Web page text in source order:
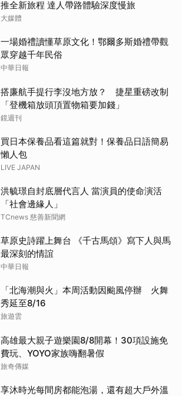
推全新旅程 達人帶路體驗深度慢旅
大媒體
一場婚禮讀懂草原文化！鄂爾多斯婚禮帶觀
眾穿越千年民俗
中華日報
搭廉航手提行李沒地方放？ 捷星重磅改制
「登機箱放頭頂置物箱要加錢」
鏡週刊
買日本保養品看這篇就對！保養品日語簡易
懶人包
LIVE JAPAN
洪毓璟自封底層代言人 當演員的使命演活
「社會邊緣人」
TCnews 慈善新聞網
草原史詩躍上舞台 《千古馬頌》寫下人與馬
最深刻的情誼
中華日報
「北海潮與火」本周活動因颱風停辦 火舞
秀延至8/16
旅遊雲
高雄最大親子遊樂園8/8開幕！30項設施免
費玩、YOYO家族嗨翻暑假
旅奇傳媒
享沐時光每間房都能泡湯，還有超大戶外溫